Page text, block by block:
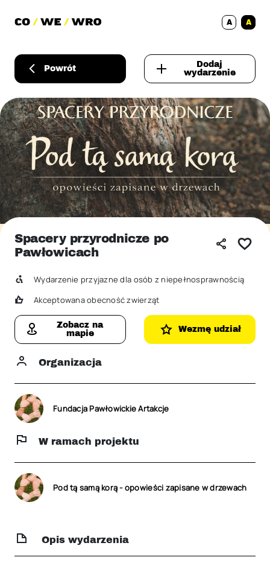
A A
Powrót
Dodaj
wydarzenie
Spacery przyrodnicze po
Pawłowicach
Wydarzenie przyjazne dla osób z niepełnosprawnością
Akceptowana obecność zwierząt
Zobacz na
mapie
Wezmę udział
Organizacja
Fundacja Pawłowickie Artakcje
W ramach projektu
Pod tą samą korą - opowieści zapisane w drzewach
Opis wydarzenia